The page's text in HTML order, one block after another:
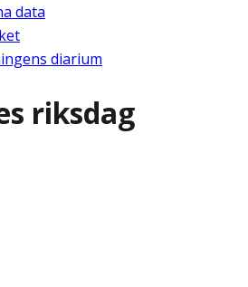
data
diarium
riksdag